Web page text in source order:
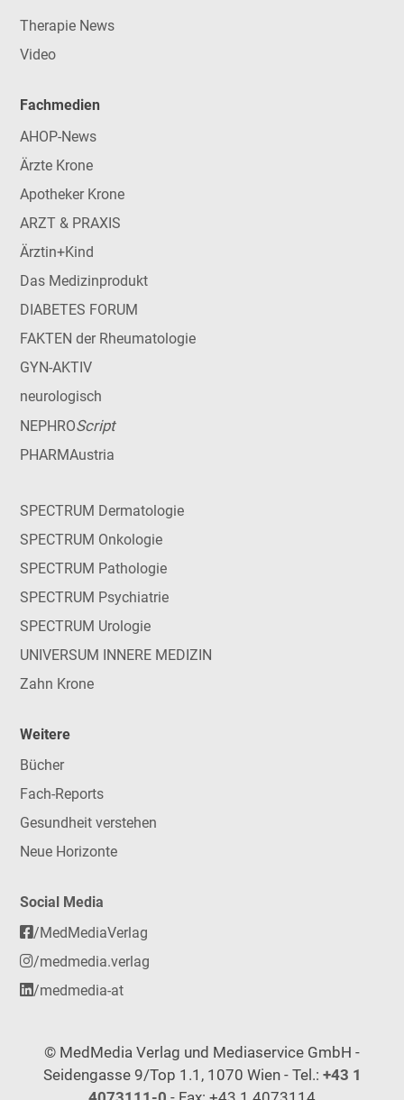
Therapie News
Video
Fachmedien
AHOP-News
Ärzte Krone
Apotheker Krone
ARZT & PRAXIS
Ärztin+Kind
Das Medizinprodukt
DIABETES FORUM
FAKTEN der Rheumatologie
GYN-AKTIV
neurologisch
NEPHROScript
PHARMAustria
SPECTRUM Dermatologie
SPECTRUM Onkologie
SPECTRUM Pathologie
SPECTRUM Psychiatrie
SPECTRUM Urologie
UNIVERSUM INNERE MEDIZIN
Zahn Krone
Weitere
Bücher
Fach-Reports
Gesundheit verstehen
Neue Horizonte
Social Media
/MedMediaVerlag
/medmedia.verlag
/medmedia-at
© MedMedia Verlag und Mediaservice GmbH -
Seidengasse 9/Top 1.1, 1070 Wien - Tel.: +43 1